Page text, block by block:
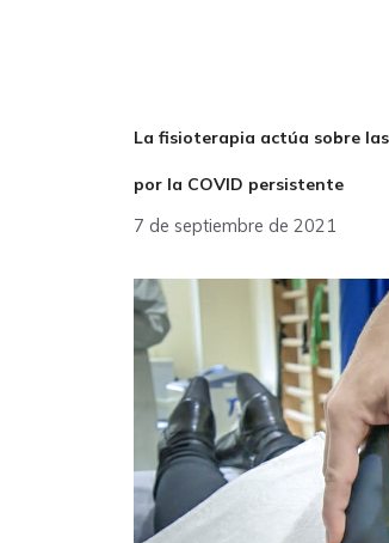
La fisioterapia actúa sobre
por la COVID persistente
7 de septiembre de 2021